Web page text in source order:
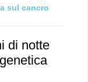
sul cancro
di notte